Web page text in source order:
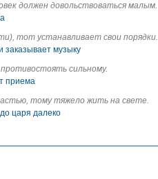
должен довольствоваться малым.
тот устанавливает свои порядки.
заказывает музыку
сильному.
приема
тому тяжело жить на свете.
царя далеко